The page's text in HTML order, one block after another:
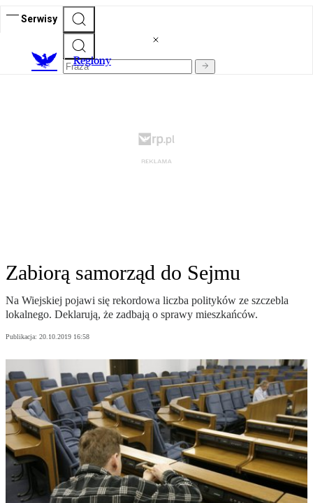
Serwisy
Regiony
Zabiorą samorząd do Sejmu
Na Wiejskiej pojawi się rekordowa liczba polityków ze szczebla
lokalnego. Deklarują, że zadbają o sprawy mieszkańców.
Publikacja: 20.10.2019 16:58